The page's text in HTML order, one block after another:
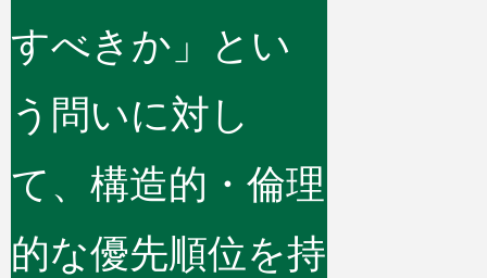
すべきか」とい
う問いに対し
て、構造的・倫理
的な優先順位を持